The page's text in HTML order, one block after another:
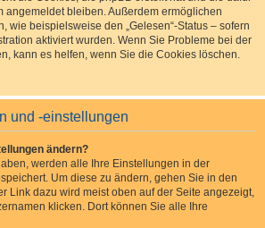
angemeldet bleiben. Außerdem ermöglichen
wie beispielsweise den „Gelesen“-Status – sofern
aktiviert wurden. Wenn Sie Probleme bei der
kann es helfen, wenn Sie die Cookies löschen.
und -einstellungen
ändern?
werden alle Ihre Einstellungen in der
Um diese zu ändern, gehen Sie in den
Link dazu wird meist oben auf der Seite angezeigt,
klicken. Dort können Sie alle Ihre